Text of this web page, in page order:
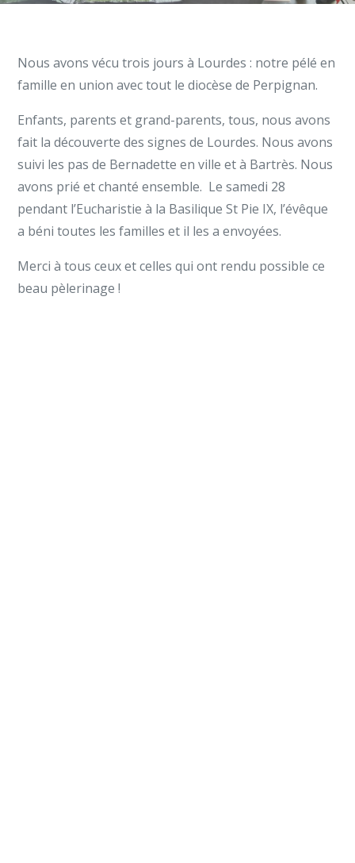
Nous avons vécu trois jours à Lourdes : notre pélé en
famille en union avec tout le diocèse de Perpignan.
Enfants, parents et grand-parents, tous, nous avons
fait la découverte des signes de Lourdes. Nous avons
suivi les pas de Bernadette en ville et à Bartrès. Nous
avons prié et chanté ensemble. Le samedi 28
pendant l’Eucharistie à la Basilique St Pie IX, l’évêque
a béni toutes les familles et il les a envoyées.
Merci à tous ceux et celles qui ont rendu possible ce
beau pèlerinage !